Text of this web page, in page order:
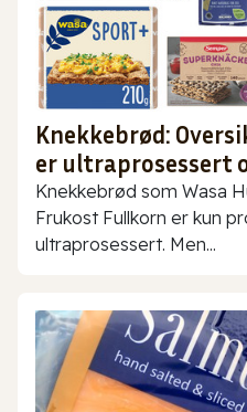
Knekkebrød:
er ultraprosessert
Knekkebrød som Wasa
Frukost Fullkorn er kun
ultraprosessert. Men...